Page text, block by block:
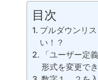
目次
プルダウンリ
い！？
「ユーザー定
形式を変更で